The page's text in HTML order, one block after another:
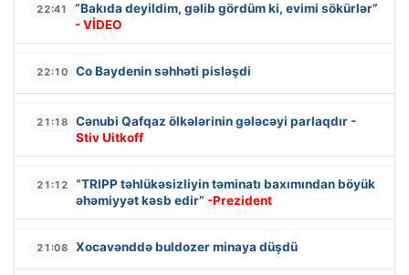
22:41
“Bakıda deyildim, gəlib gördüm ki, evimi sökürlər”
- VİDEO
22:10 Co Baydenin səhhəti pisləşdi
21:18 Cənubi Qafqaz ölkələrinin gələcəyi parlaqdır -
Stiv Uitkoff
21:12
“TRIPP təhlükəsizliyin təminatı baxımından böyük
əhəmiyyət kəsb edir” -Prezident
21:08 Xocavənddə buldozer minaya düşdü